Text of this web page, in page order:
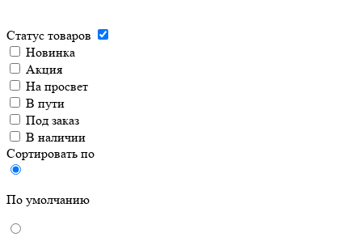
Статус товаров
Новинка
Акция
На просвет
В пути
Под заказ
В наличии
Сортировать по
По умолчанию